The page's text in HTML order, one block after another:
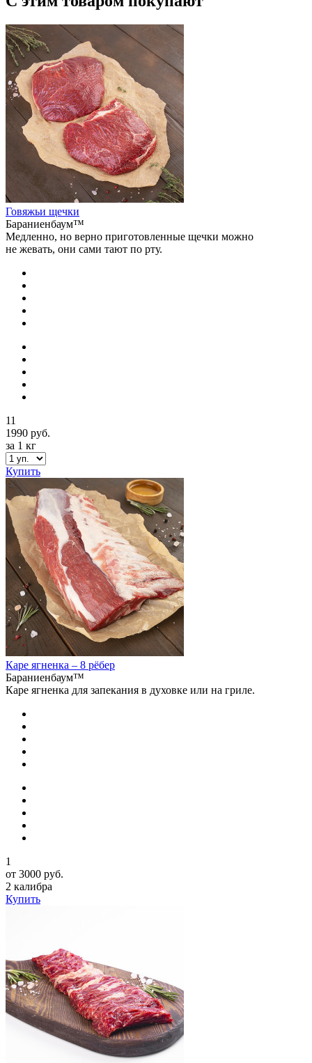
Говяжьи щечки
Бараниенбаум™
Медленно, но верно приготовленные щечки можно
не жевать, они сами тают по рту.
11
1990 руб.
за 1 кг
Купить
Каре ягненка – 8 рёбер
Бараниенбаум™
Каре ягненка для запекания в духовке или на гриле.
1
от 3000 руб.
2 калибра
Купить